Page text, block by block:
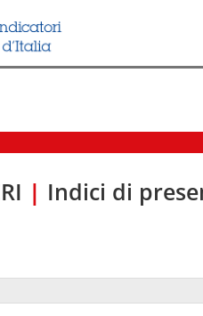
| Indici di